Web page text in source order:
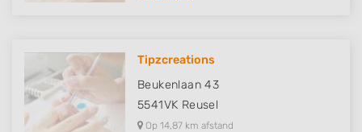
Tipzcreations
Beukenlaan 43
5541VK Reusel
Op 14,87 km afstand